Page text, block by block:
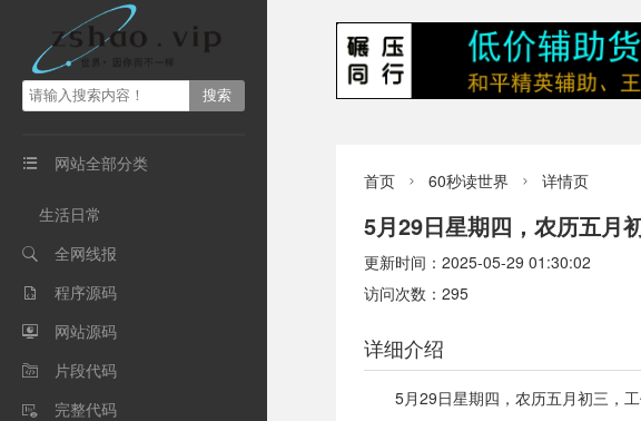
 网站全部分类
生活日常
 全网线报
 程序源码
 网站源码
 片段代码
 完整代码
首页  60秒读世界  详情页
5月29日星期四，农历五月
更新时间：2025-05-29 01:30:02
访问次数：295
详细介绍
5月29日星期四，农历五月初三，